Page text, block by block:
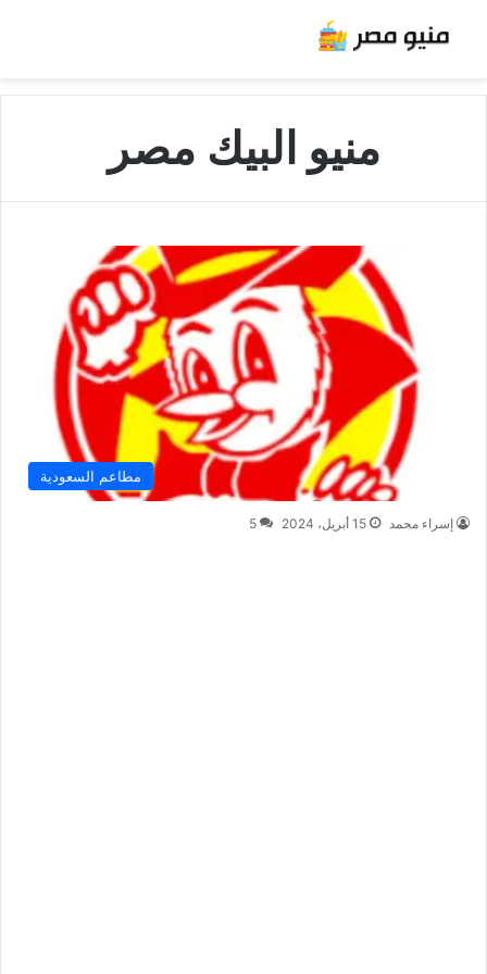
منيو البيك مصر
مطاعم السعودية
إسراء محمد 15 أبريل، 2024 5